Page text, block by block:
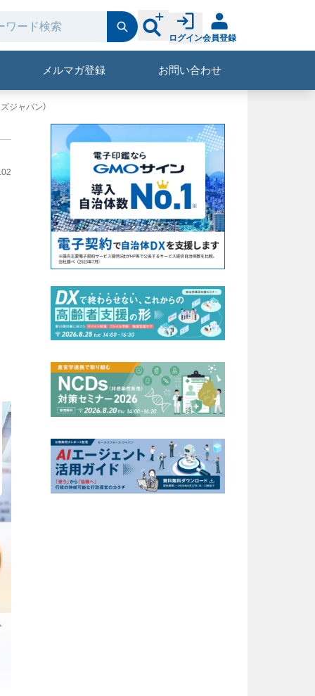
ログイン会員登録
メルマガ登録 お問い合わせ
ジャパン）